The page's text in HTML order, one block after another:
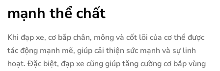
mạnh thể chất
Khi đạp xe, cơ bắp chân, mông và cốt lõi của cơ thể được
tác động mạnh mẽ, giúp cải thiện sức mạnh và sự linh
hoạt. Đặc biệt, đạp xe cũng giúp tăng cường cơ bắp vùng